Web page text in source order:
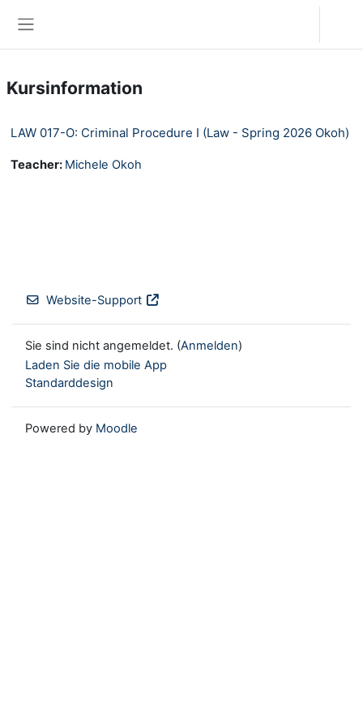
Kursinformation
LAW 017-O: Criminal Procedure I (Law - Spring 2026 Okoh)
Teacher: Michele Okoh
Website-Support
Sie sind nicht angemeldet. (Anmelden)
Laden Sie die mobile App
Standarddesign
Powered by Moodle